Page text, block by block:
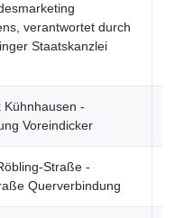
verantwortet durch
Staatskanzlei
Kühnhausen -
Voreindicker
Straße -
Querverbindung